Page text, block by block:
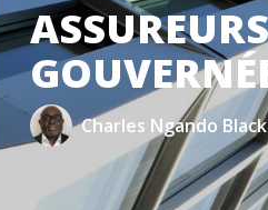
Charles Ngando Black